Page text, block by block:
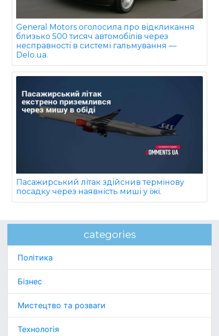
General Motors оголосила про відкликання
близько 500 тисяч автомобілів через
несправності в системі гальмування —
Delo.ua.
Пасажирський літак здійснив термінову
посадку через наявність миші у їжі.
categories
Політика
Бізнес
Мистецтво та розваги
Технологія